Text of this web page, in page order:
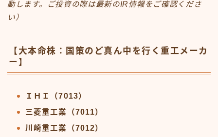
動します。ご投資の際は最新のIR情報をご確認くださ
い）
【大本命株：国策のど真ん中を行く重工メーカ
ー】
ＩＨＩ（7013）
三菱重工業（7011）
川崎重工業（7012）